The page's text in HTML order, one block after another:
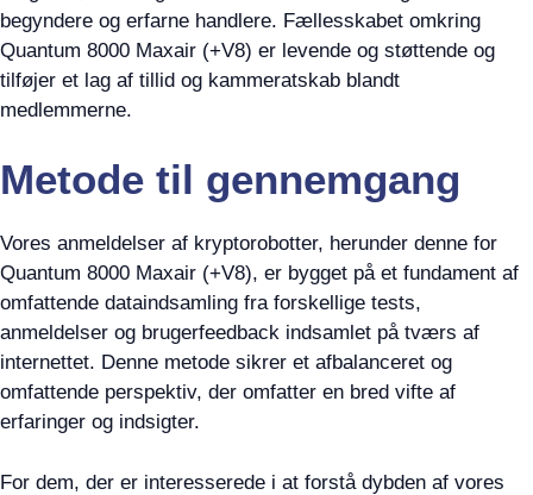
begyndere og erfarne handlere. Fællesskabet omkring
Quantum 8000 Maxair (+V8) er levende og støttende og
tilføjer et lag af tillid og kammeratskab blandt
medlemmerne.
Metode til gennemgang
Vores anmeldelser af kryptorobotter, herunder denne for
Quantum 8000 Maxair (+V8), er bygget på et fundament af
omfattende dataindsamling fra forskellige tests,
anmeldelser og brugerfeedback indsamlet på tværs af
internettet. Denne metode sikrer et afbalanceret og
omfattende perspektiv, der omfatter en bred vifte af
erfaringer og indsigter.
For dem, der er interesserede i at forstå dybden af vores